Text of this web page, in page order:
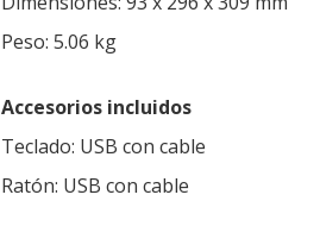
Peso: 5.06 kg
Accesorios incluidos
Teclado: USB con cable
Ratón: USB con cable